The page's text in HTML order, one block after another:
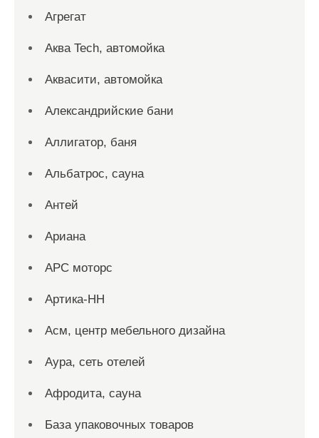
Агрегат
Аква Tech, автомойка
Аквасити, автомойка
Александрийские бани
Аллигатор, баня
Альбатрос, сауна
Антей
Ариана
АРС моторс
Артика-НН
Асм, центр мебельного дизайна
Аура, сеть отелей
Афродита, сауна
База упаковочных товаров